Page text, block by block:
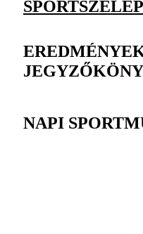
SPORTSZELEP
NAPI